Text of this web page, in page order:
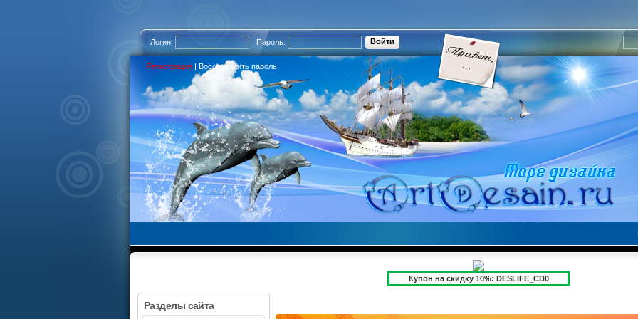
Логин: Пароль:
Регистрация | Восстановить пароль
Купон на скидку 10%: DESLIFE_CD0
Разделы сайта